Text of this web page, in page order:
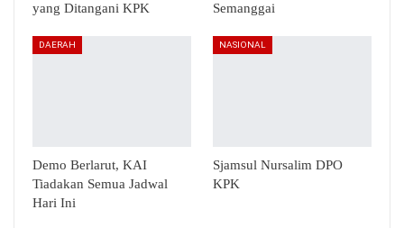
yang Ditangani KPK
Semanggai
DAERAH
Demo Berlarut, KAI
Tiadakan Semua Jadwal
Hari Ini
NASIONAL
Sjamsul Nursalim DPO
KPK